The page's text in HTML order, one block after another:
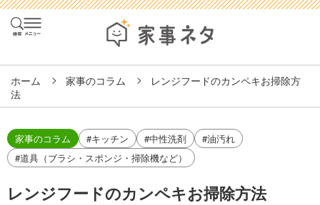
ホーム 家事のコラム
レンジフードのカンペキお掃除方
法
家事のコラム #キッチン #中性洗剤
#油汚れ
#道具（ブラシ・スポンジ・掃除機など）
レンジフードのカンペキお掃除方法